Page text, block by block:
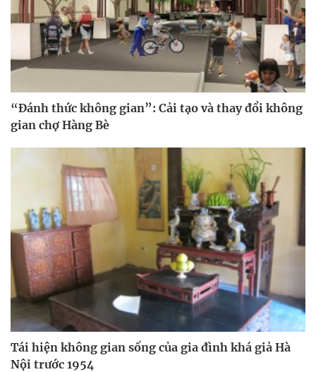
“Đánh thức không gian”: Cải tạo và thay đổi không
gian chợ Hàng Bè
Tái hiện không gian sống của gia đình khá giả Hà
Nội trước 1954